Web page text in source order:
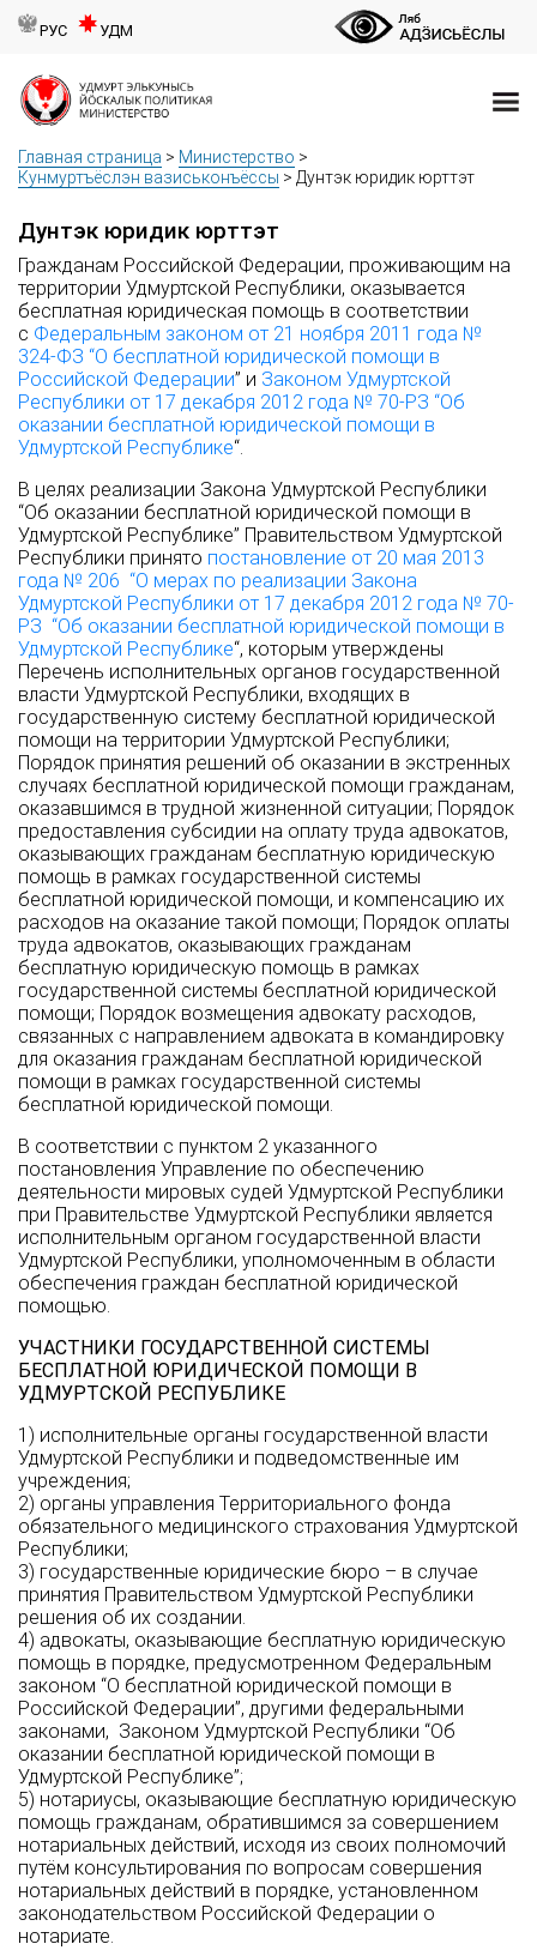
РУС УДМ
Главная страница > Министерство >
Кунмуртъёслэн вазиськонъёссы > Дунтэк юридик юрттэт
Дунтэк юридик юрттэт
Гражданам Российской Федерации, проживающим на
территории Удмуртской Республики, оказывается
бесплатная юридическая помощь в соответствии
с Федеральным законом от 21 ноября 2011 года №
324-ФЗ “О бесплатной юридической помощи в
Российской Федерации” и Законом Удмуртской
Республики от 17 декабря 2012 года № 70-РЗ “Об
оказании бесплатной юридической помощи в
Удмуртской Республике“.
В целях реализации Закона Удмуртской Республики
“Об оказании бесплатной юридической помощи в
Удмуртской Республике” Правительством Удмуртской
Республики принято постановление от 20 мая 2013
года № 206 “О мерах по реализации Закона
Удмуртской Республики от 17 декабря 2012 года № 70-
РЗ “Об оказании бесплатной юридической помощи в
Удмуртской Республике“, которым утверждены
Перечень исполнительных органов государственной
власти Удмуртской Республики, входящих в
государственную систему бесплатной юридической
помощи на территории Удмуртской Республики;
Порядок принятия решений об оказании в экстренных
случаях бесплатной юридической помощи гражданам,
оказавшимся в трудной жизненной ситуации; Порядок
предоставления субсидии на оплату труда адвокатов,
оказывающих гражданам бесплатную юридическую
помощь в рамках государственной системы
бесплатной юридической помощи, и компенсацию их
расходов на оказание такой помощи; Порядок оплаты
труда адвокатов, оказывающих гражданам
бесплатную юридическую помощь в рамках
государственной системы бесплатной юридической
помощи; Порядок возмещения адвокату расходов,
связанных с направлением адвоката в командировку
для оказания гражданам бесплатной юридической
помощи в рамках государственной системы
бесплатной юридической помощи.
В соответствии с пунктом 2 указанного
постановления Управление по обеспечению
деятельности мировых судей Удмуртской Республики
при Правительстве Удмуртской Республики является
исполнительным органом государственной власти
Удмуртской Республики, уполномоченным в области
обеспечения граждан бесплатной юридической
помощью.
УЧАСТНИКИ ГОСУДАРСТВЕННОЙ СИСТЕМЫ
БЕСПЛАТНОЙ ЮРИДИЧЕСКОЙ ПОМОЩИ В
УДМУРТСКОЙ РЕСПУБЛИКЕ
1) исполнительные органы государственной власти
Удмуртской Республики и подведомственные им
учреждения;
2) органы управления Территориального фонда
обязательного медицинского страхования Удмуртской
Республики;
3) государственные юридические бюро – в случае
принятия Правительством Удмуртской Республики
решения об их создании.
4) адвокаты, оказывающие бесплатную юридическую
помощь в порядке, предусмотренном Федеральным
законом “О бесплатной юридической помощи в
Российской Федерации”, другими федеральными
законами, Законом Удмуртской Республики “Об
оказании бесплатной юридической помощи в
Удмуртской Республике”;
5) нотариусы, оказывающие бесплатную юридическую
помощь гражданам, обратившимся за совершением
нотариальных действий, исходя из своих полномочий
путём консультирования по вопросам совершения
нотариальных действий в порядке, установленном
законодательством Российской Федерации о
нотариате.